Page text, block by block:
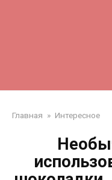
Главная » Интересное